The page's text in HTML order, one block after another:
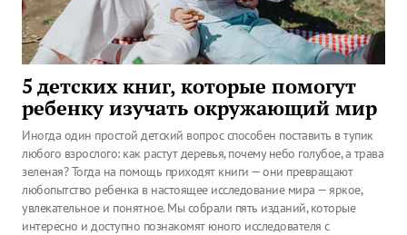
5 детских книг, которые помогут
ребенку изучать окружающий мир
Иногда один простой детский вопрос способен поставить в тупик
любого взрослого: как растут деревья, почему небо голубое, а трава
зеленая? Тогда на помощь приходят книги — они превращают
любопытство ребенка в настоящее исследование мира — яркое,
увлекательное и понятное. Мы собрали пять изданий, которые
интересно и доступно познакомят юного исследователя с